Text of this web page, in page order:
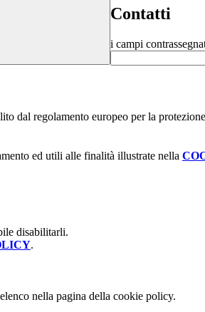
Contatti
i campi
dal regolamento europeo per la
ed utili alle finalità illustrate nella
disabilitarli.
.
nella pagina della cookie policy.